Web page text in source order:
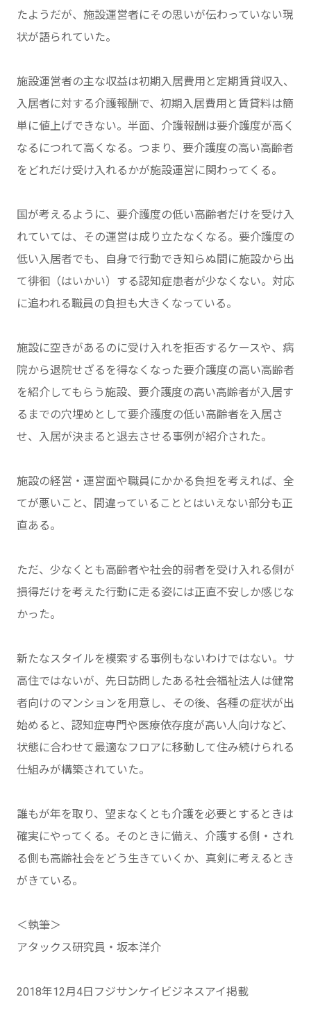
たようだが、施設運営者にその思いが伝わっていない現
状が語られていた。
施設運営者の主な収益は初期入居費用と定期賃貸収入、
入居者に対する介護報酬で、初期入居費用と賃貸料は簡
単に値上げできない。半面、介護報酬は要介護度が高く
なるにつれて高くなる。つまり、要介護度の高い高齢者
をどれだけ受け入れるかが施設運営に関わってくる。
国が考えるように、要介護度の低い高齢者だけを受け入
れていては、その運営は成り立たなくなる。要介護度の
低い入居者でも、自身で行動でき知らぬ間に施設から出
て徘徊（はいかい）する認知症患者が少なくない。対応
に追われる職員の負担も大きくなっている。
施設に空きがあるのに受け入れを拒否するケースや、病
院から退院せざるを得なくなった要介護度の高い高齢者
を紹介してもらう施設、要介護度の高い高齢者が入居す
るまでの穴埋めとして要介護度の低い高齢者を入居さ
せ、入居が決まると退去させる事例が紹介された。
施設の経営・運営面や職員にかかる負担を考えれば、全
てが悪いこと、間違っていることとはいえない部分も正
直ある。
ただ、少なくとも高齢者や社会的弱者を受け入れる側が
損得だけを考えた行動に走る姿には正直不安しか感じな
かった。
新たなスタイルを模索する事例もないわけではない。サ
高住ではないが、先日訪問したある社会福祉法人は健常
者向けのマンションを用意し、その後、各種の症状が出
始めると、認知症専門や医療依存度が高い人向けなど、
状態に合わせて最適なフロアに移動して住み続けられる
仕組みが構築されていた。
誰もが年を取り、望まなくとも介護を必要とするときは
確実にやってくる。そのときに備え、介護する側・され
る側も高齢社会をどう生きていくか、真剣に考えるとき
がきている。
＜執筆＞
アタックス研究員・坂本洋介
2018年12月4日フジサンケイビジネスアイ掲載